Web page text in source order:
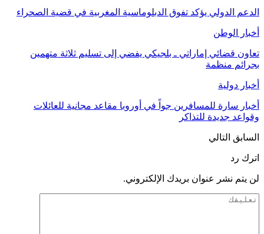
الدعم الدولي يؤكد تفوق الدبلوماسية المغربية في قضية الصحراء
أخبار الوطن
تعاون قضائي إماراتي ـ بلجيكي يفضي إلى تسليم ثلاثة متهمين
بجرائم منظمة
أخبار دولية
أخبار سارة للمسافرين جواً في أوروبا مقاعد مجانية للعائلات
وقواعد جديدة للتذاكر
السابق التالي
اترك رد
لن يتم نشر عنوان بريدك الإلكتروني.